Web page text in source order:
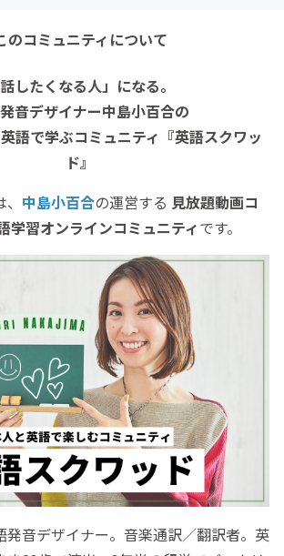
のコミュニティについて
話したくなる人」になる。
音デザイナー中島小百合の
語で学ぶコミュニティ 『英語スクワッ
ド』
中島小百合の運営する 見放題動画コ
学習オンラインコミュニティです。
発音デザイナー。音楽通訳／翻訳者。英